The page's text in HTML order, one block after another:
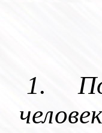
1.